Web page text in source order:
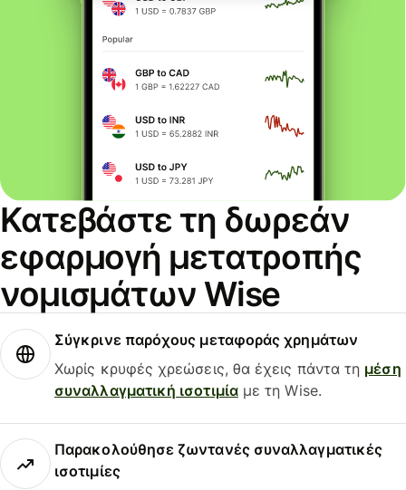
Κατεβάστε τη δωρεάν
εφαρμογή μετατροπής
νομισμάτων Wise
Σύγκρινε παρόχους μεταφοράς χρημάτων
Χωρίς κρυφές χρεώσεις, θα έχεις πάντα τη μέση
συναλλαγματική ισοτιμίαμε τη Wise.
Παρακολούθησε ζωντανές συναλλαγματικές
ισοτιμίες